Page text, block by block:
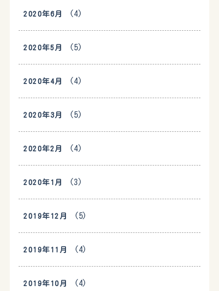
2020年6月 (4)
2020年5月 (5)
2020年4月 (4)
2020年3月 (5)
2020年2月 (4)
2020年1月 (3)
2019年12月 (5)
2019年11月 (4)
2019年10月 (4)